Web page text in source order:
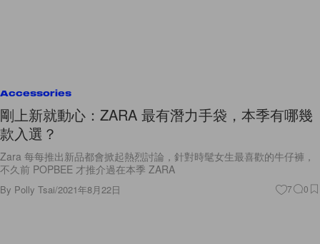
Accessories
剛上新就動心：ZARA 最有潛力手袋，本季有哪幾
款入選？
Zara 每每推出新品都會掀起熱烈討論，針對時髦女生最喜歡的牛仔褲，
不久前 POPBEE 才推介過在本季 ZARA
By Polly Tsai/2021年8月22日 7 0